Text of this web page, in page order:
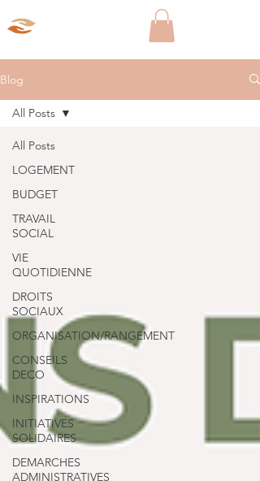
Blog
All Posts
LOGEMENT
BUDGET
TRAVAIL
SOCIAL
VIE
QUOTIDIENNE
DROITS
SOCIAUX
ORGANISATION/RANGEMENT
CONSEILS
DECO
INSPIRATIONS
INITIATIVES
SOLIDAIRES
DEMARCHES
ADMINISTRATIVES
All Posts